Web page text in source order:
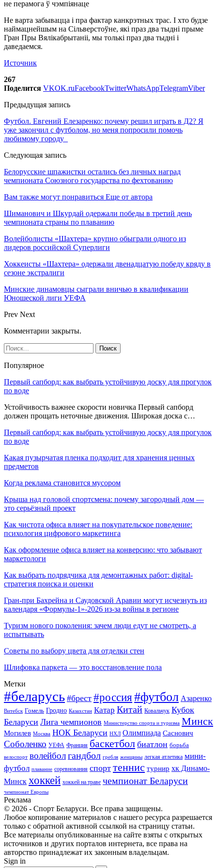
Не варта забывацца і пра фактар канкрэтных трас. І хто будзе
наймацнейшым на Сільверстоўне, які праз два тыдні прыме
Гран Пры Вялікабрытаніі, мы толькі праз два тыдні і
даведаемся.
Источник
267
Поделится VKOK.ruFacebookTwitterWhatsAppTelegramViber
Предыдущая запись
Футбол. Евгений Елезаренко: почему решил играть в Д2? Я
уже закончил с футболом, но меня попросили помочь
любимому городу
Следующая запись
Белорусские шпажистки остались без личных наград
чемпионата Союзного государства по фехтованию
Вам также могут понравиться Еще от автора
Шиманович и Шкурдай одержали победы в третий день
чемпионата страны по плаванию
Волейболисты «Шахтера» крупно обыграли одного из
лидеров российской Суперлиги
Хоккеисты «Шахтера» одержали двенадцатую победу кряду в
сезоне экстралиги
Минские динамовцы сыграли вничью в квалификации
Юношеской лиги УЕФА
Prev Next
Комментарии закрыты.
Популярное
Первый сапборд: как выбрать устойчивую доску для прогулок
по воде
Устойчивость важнее скорости новичка Первый сапборд
должен прощать неточные движения. Широкая доска с…
Первый сапборд: как выбрать устойчивую доску для прогулок
по воде
Какая пузырчатая пленка подходит для хранения ценных
предметов
Когда реклама становится мусором
Крыша над головой спортсмена: почему загородный дом —
это серьёзный проект
Как чистота офиса влияет на покупательское поведение:
психология цифрового маркетинга
Как оформление офиса влияет на конверсию: что забывают
маркетологи
Как выбрать подрядчика для демонтажных работ: digital-
стратегия поиска и оценки
Гран-при Бахрейна и Саудовской Аравии могут исчезнуть из
календаря «Формулы-1»-2026 из-за войны в регионе
Туризм нового поколения: зачем люди едут не смотреть, а
испытывать
Советы по выбору цвета для отделки стен
Шлифовка паркета — это восстановление пола
Метки
#беларусь #брест #россия#футбол Азаренко
Витебск Гомель Гродно Казахстан Катар Китай Ковальчук Кубок
Беларуси Лига чемпионов Министерство спорта и туризма Минск
Могилев Москва НОК Беларуси НХЛ Олимпиада Саснович
Соболенко УЕФА Франция баскетбол биатлон борьба
велоспорт волейболгандбол гребля женщины легкая атлетика мини-
футбол плавание соревнования спорт теннис турнир хк Динамо-
Минск хоккей хоккей на траве чемпионат Беларуси
чемпионат Европы
Реклама
© 2026 - Спорт Беларуси. Все права защищены.
Любое копирование материалов с нашего ресурса разрешается
только с обратной активной ссылкой на страницу статьи.
Все материалы опубликованные на сайте взяты с открытых
источников и других порталов интернета, все права на
авторство принадлежат их законным владельцам.
Sign in